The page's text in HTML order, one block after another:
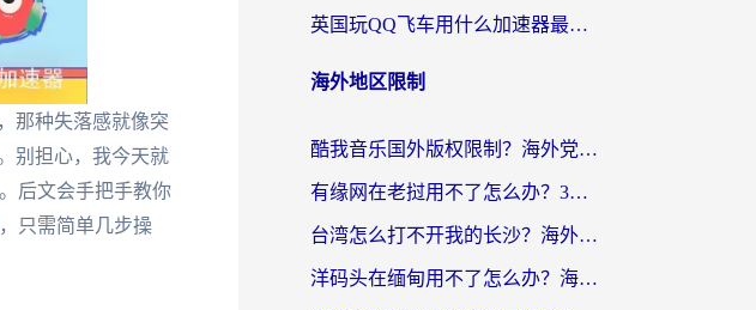
那种失落感就像突
别担心，我今天就
后文会手把手教你
只需简单几步操
英国玩QQ飞车用什么加速器最好？海外党亲测，告别漂移卡顿的终极选择
海外地区限制
酷我音乐国外版权限制？海外党听国内歌、玩游戏、看剧的一站式解决方案
有缘网在老挝用不了怎么办？3个实用技巧解决海外访问国内服务难题
台湾怎么打不开我的长沙？海外党追剧看片、用环球时报不卡的实用指南
洋码头在缅甸用不了怎么办？海外党必备回国加速指南，解决追剧购物生活服务难题